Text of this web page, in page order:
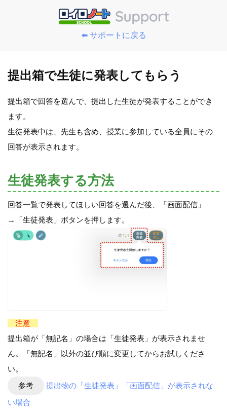
⬅️ サポートに戻る
提出箱で生徒に発表してもらう
提出箱で回答を選んで、提出した生徒が発表することができ
ます。
生徒発表中は、先生も含め、授業に参加している全員にその
回答が表示されます。
生徒発表する方法
回答一覧で発表してほしい回答を選んだ後、「画面配信」
→「生徒発表」ボタンを押します。
注意
提出箱が「無記名」の場合は「生徒発表」が表示されませ
ん。「無記名」以外の並び順に変更してからお試しくださ
い。
参考
提出物の「生徒発表」「画面配信」が表示されな
い場合